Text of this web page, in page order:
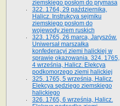
ziemskiego posłom do prymasa
322. 1764, 29 października,
Halicz. Instrukcya sejmiku
ziemskiego posłom do
wojewody ziem ruskich
323. 1765, 26 marca, Jaryszów.
Uniwersał marszałka
konfederacyi ziemi halickiej w
sprawie okazowania. 324. 1765,
4 września, Halicz. Elekcya
podkomorzego ziemi halickiej
325. 1765, 5 września, Halicz.
Elekcya sędziego ziemskiego
halickiego
326. 1765, 6 września, Halicz.